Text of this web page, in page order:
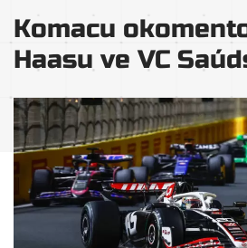
Komacu
Haasu ve VC